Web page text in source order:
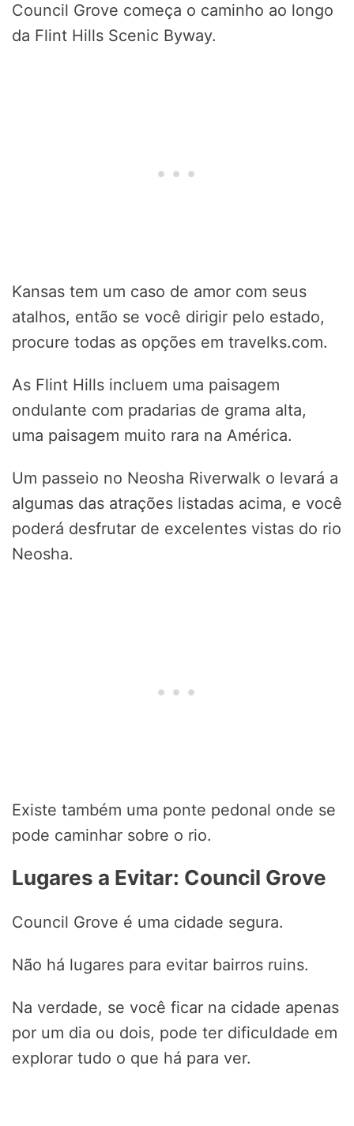
Council Grove começa o caminho ao longo
da Flint Hills Scenic Byway.
Kansas tem um caso de amor com seus
atalhos, então se você dirigir pelo estado,
procure todas as opções em travelks.com.
As Flint Hills incluem uma paisagem
ondulante com pradarias de grama alta,
uma paisagem muito rara na América.
Um passeio no Neosha Riverwalk o levará a
algumas das atrações listadas acima, e você
poderá desfrutar de excelentes vistas do rio
Neosha.
Existe também uma ponte pedonal onde se
pode caminhar sobre o rio.
Lugares a Evitar: Council Grove
Council Grove é uma cidade segura.
Não há lugares para evitar bairros ruins.
Na verdade, se você ficar na cidade apenas
por um dia ou dois, pode ter dificuldade em
explorar tudo o que há para ver.